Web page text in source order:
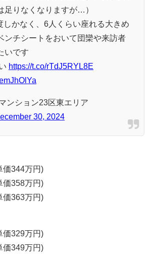
足りなくなりますが…）
しかなく、6人くらい座れる大きめ
ンチシートをおいて団欒や来訪者
いです
https://t.co/rTdJ5RYL8E
ンション23区東エリア
30, 2024
価344万円)
価358万円)
価363万円)
価329万円)
価349万円)